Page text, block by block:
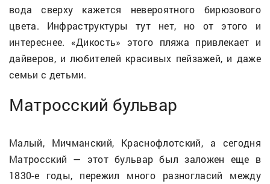
вода сверху кажется невероятного бирюзового
цвета. Инфраструктуры тут нет, но от этого и
интереснее. «Дикость» этого пляжа привлекает и
дайверов, и любителей красивых пейзажей, и даже
семьи с детьми.
Матросский бульвар
Малый, Мичманский, Краснофлотский, а сегодня
Матросский — этот бульвар был заложен еще в
1830-е годы, пережил много разногласий между